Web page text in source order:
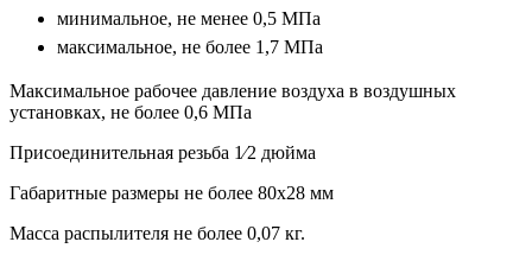
минимальное, не менее 0,5 МПа
максимальное, не более 1,7 МПа
Максимальное рабочее давление воздуха в воздушных
установках, не более 0,6 МПа
Присоединительная резьба 1⁄2 дюйма
Габаритные размеры не более 80х28 мм
Масса распылителя не более 0,07 кг.